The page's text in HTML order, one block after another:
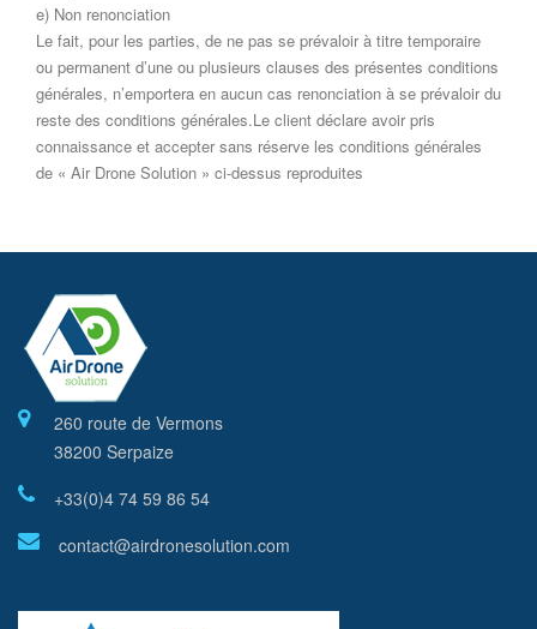
e) Non renonciation
Le fait, pour les parties, de ne pas se prévaloir à titre temporaire
ou permanent d’une ou plusieurs clauses des présentes conditions
générales, n’emportera en aucun cas renonciation à se prévaloir du
reste des conditions générales.Le client déclare avoir pris
connaissance et accepter sans réserve les conditions générales
de « Air Drone Solution » ci-dessus reproduites
260 route de Vermons
38200 Serpaize
+33(0)4 74 59 86 54
contact@airdronesolution.com